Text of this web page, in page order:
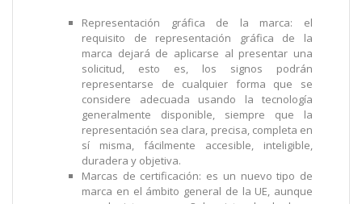
Representación gráfica de la marca: el
requisito de representación gráfica de la
marca dejará de aplicarse al presentar una
solicitud, esto es, los signos podrán
representarse de cualquier forma que se
considere adecuada usando la tecnología
generalmente disponible, siempre que la
representación sea clara, precisa, completa en
sí misma, fácilmente accesible, inteligible,
duradera y objetiva.
Marcas de certificación: es un nuevo tipo de
marca en el ámbito general de la UE, aunque